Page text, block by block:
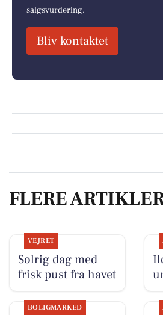
salgsvurdering.
Bliv kontaktet
FLERE
VEJRET
Solrig dag med
frisk pust fra havet
BOLIGMARKED